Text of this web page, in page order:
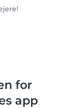
for
app